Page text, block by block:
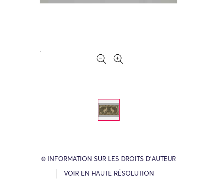
© INFORMATION SUR LES DROITS D’AUTEUR
VOIR EN HAUTE RÉSOLUTION